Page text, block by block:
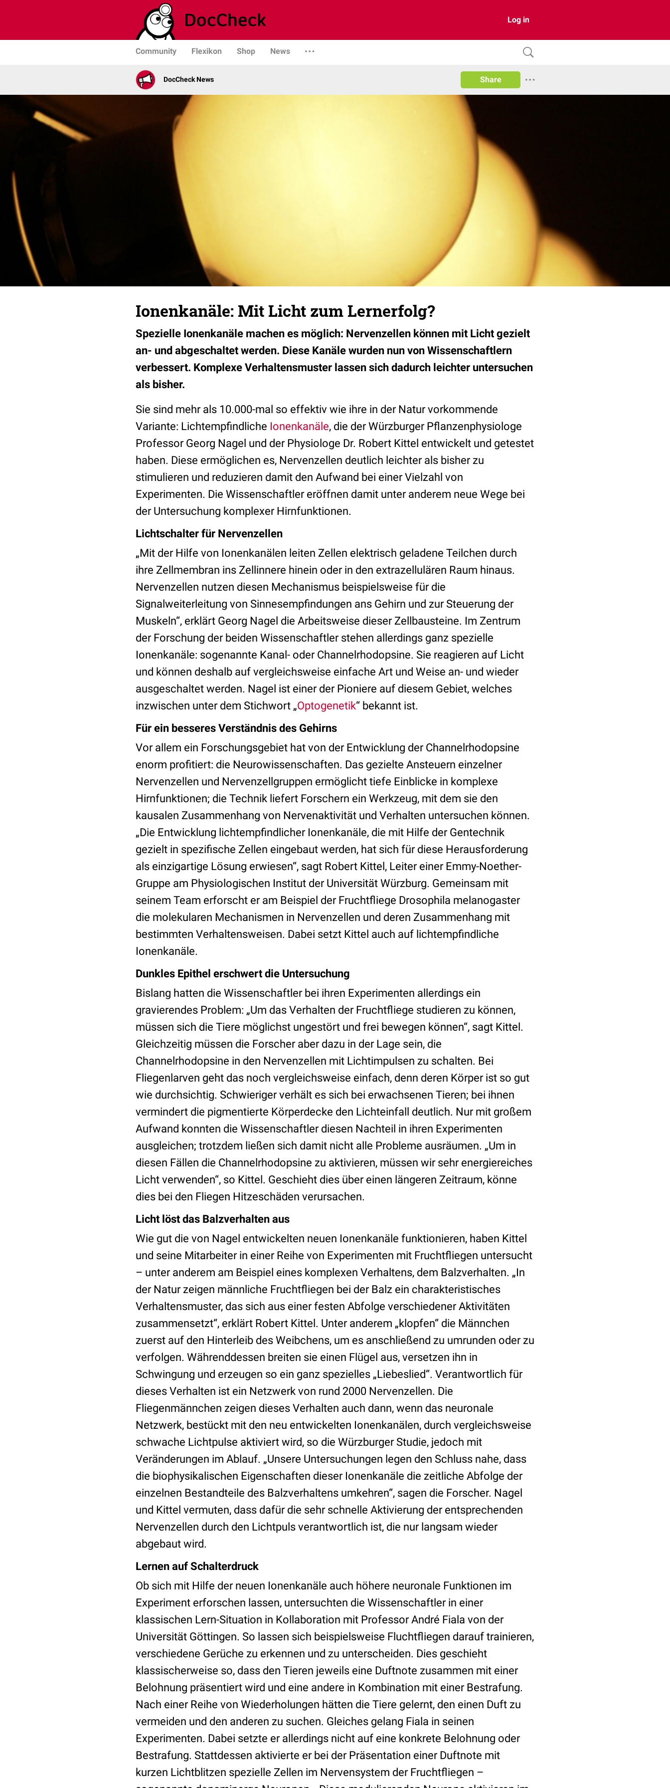
Log in
Community Flexikon Shop News
DocCheck News Share
Ionenkanäle: Mit Licht zum Lernerfolg?
Spezielle Ionenkanäle machen es möglich: Nervenzellen können mit Licht gezielt
an- und abgeschaltet werden. Diese Kanäle wurden nun von Wissenschaftlern
verbessert. Komplexe Verhaltensmuster lassen sich dadurch leichter untersuchen
als bisher.
Sie sind mehr als 10.000-mal so effektiv wie ihre in der Natur vorkommende
Variante: Lichtempfindliche Ionenkanäle, die der Würzburger Pflanzenphysiologe
Professor Georg Nagel und der Physiologe Dr. Robert Kittel entwickelt und getestet
haben. Diese ermöglichen es, Nervenzellen deutlich leichter als bisher zu
stimulieren und reduzieren damit den Aufwand bei einer Vielzahl von
Experimenten. Die Wissenschaftler eröffnen damit unter anderem neue Wege bei
der Untersuchung komplexer Hirnfunktionen.
Lichtschalter für Nervenzellen
„Mit der Hilfe von Ionenkanälen leiten Zellen elektrisch geladene Teilchen durch
ihre Zellmembran ins Zellinnere hinein oder in den extrazellulären Raum hinaus.
Nervenzellen nutzen diesen Mechanismus beispielsweise für die
Signalweiterleitung von Sinnesempfindungen ans Gehirn und zur Steuerung der
Muskeln“, erklärt Georg Nagel die Arbeitsweise dieser Zellbausteine. Im Zentrum
der Forschung der beiden Wissenschaftler stehen allerdings ganz spezielle
Ionenkanäle: sogenannte Kanal- oder Channelrhodopsine. Sie reagieren auf Licht
und können deshalb auf vergleichsweise einfache Art und Weise an- und wieder
ausgeschaltet werden. Nagel ist einer der Pioniere auf diesem Gebiet, welches
inzwischen unter dem Stichwort „Optogenetik“ bekannt ist.
Für ein besseres Verständnis des Gehirns
Vor allem ein Forschungsgebiet hat von der Entwicklung der Channelrhodopsine
enorm profitiert: die Neurowissenschaften. Das gezielte Ansteuern einzelner
Nervenzellen und Nervenzellgruppen ermöglicht tiefe Einblicke in komplexe
Hirnfunktionen; die Technik liefert Forschern ein Werkzeug, mit dem sie den
kausalen Zusammenhang von Nervenaktivität und Verhalten untersuchen können.
„Die Entwicklung lichtempfindlicher Ionenkanäle, die mit Hilfe der Gentechnik
gezielt in spezifische Zellen eingebaut werden, hat sich für diese Herausforderung
als einzigartige Lösung erwiesen“, sagt Robert Kittel, Leiter einer Emmy-Noether-
Gruppe am Physiologischen Institut der Universität Würzburg. Gemeinsam mit
seinem Team erforscht er am Beispiel der Fruchtfliege Drosophila melanogaster
die molekularen Mechanismen in Nervenzellen und deren Zusammenhang mit
bestimmten Verhaltensweisen. Dabei setzt Kittel auch auf lichtempfindliche
Ionenkanäle.
Dunkles Epithel erschwert die Untersuchung
Bislang hatten die Wissenschaftler bei ihren Experimenten allerdings ein
gravierendes Problem: „Um das Verhalten der Fruchtfliege studieren zu können,
müssen sich die Tiere möglichst ungestört und frei bewegen können“, sagt Kittel.
Gleichzeitig müssen die Forscher aber dazu in der Lage sein, die
Channelrhodopsine in den Nervenzellen mit Lichtimpulsen zu schalten. Bei
Fliegenlarven geht das noch vergleichsweise einfach, denn deren Körper ist so gut
wie durchsichtig. Schwieriger verhält es sich bei erwachsenen Tieren; bei ihnen
vermindert die pigmentierte Körperdecke den Lichteinfall deutlich. Nur mit großem
Aufwand konnten die Wissenschaftler diesen Nachteil in ihren Experimenten
ausgleichen; trotzdem ließen sich damit nicht alle Probleme ausräumen. „Um in
diesen Fällen die Channelrhodopsine zu aktivieren, müssen wir sehr energiereiches
Licht verwenden“, so Kittel. Geschieht dies über einen längeren Zeitraum, könne
dies bei den Fliegen Hitzeschäden verursachen.
Licht löst das Balzverhalten aus
Wie gut die von Nagel entwickelten neuen Ionenkanäle funktionieren, haben Kittel
und seine Mitarbeiter in einer Reihe von Experimenten mit Fruchtfliegen untersucht
– unter anderem am Beispiel eines komplexen Verhaltens, dem Balzverhalten. „In
der Natur zeigen männliche Fruchtfliegen bei der Balz ein charakteristisches
Verhaltensmuster, das sich aus einer festen Abfolge verschiedener Aktivitäten
zusammensetzt“, erklärt Robert Kittel. Unter anderem „klopfen“ die Männchen
zuerst auf den Hinterleib des Weibchens, um es anschließend zu umrunden oder zu
verfolgen. Währenddessen breiten sie einen Flügel aus, versetzen ihn in
Schwingung und erzeugen so ein ganz spezielles „Liebeslied“. Verantwortlich für
dieses Verhalten ist ein Netzwerk von rund 2000 Nervenzellen. Die
Fliegenmännchen zeigen dieses Verhalten auch dann, wenn das neuronale
Netzwerk, bestückt mit den neu entwickelten Ionenkanälen, durch vergleichsweise
schwache Lichtpulse aktiviert wird, so die Würzburger Studie, jedoch mit
Veränderungen im Ablauf. „Unsere Untersuchungen legen den Schluss nahe, dass
die biophysikalischen Eigenschaften dieser Ionenkanäle die zeitliche Abfolge der
einzelnen Bestandteile des Balzverhaltens umkehren“, sagen die Forscher. Nagel
und Kittel vermuten, dass dafür die sehr schnelle Aktivierung der entsprechenden
Nervenzellen durch den Lichtpuls verantwortlich ist, die nur langsam wieder
abgebaut wird.
Lernen auf Schalterdruck
Ob sich mit Hilfe der neuen Ionenkanäle auch höhere neuronale Funktionen im
Experiment erforschen lassen, untersuchten die Wissenschaftler in einer
klassischen Lern-Situation in Kollaboration mit Professor André Fiala von der
Universität Göttingen. So lassen sich beispielsweise Fluchtfliegen darauf trainieren,
verschiedene Gerüche zu erkennen und zu unterscheiden. Dies geschieht
klassischerweise so, dass den Tieren jeweils eine Duftnote zusammen mit einer
Belohnung präsentiert wird und eine andere in Kombination mit einer Bestrafung.
Nach einer Reihe von Wiederholungen hätten die Tiere gelernt, den einen Duft zu
vermeiden und den anderen zu suchen. Gleiches gelang Fiala in seinen
Experimenten. Dabei setzte er allerdings nicht auf eine konkrete Belohnung oder
Bestrafung. Stattdessen aktivierte er bei der Präsentation einer Duftnote mit
kurzen Lichtblitzen spezielle Zellen im Nervensystem der Fruchtfliegen –